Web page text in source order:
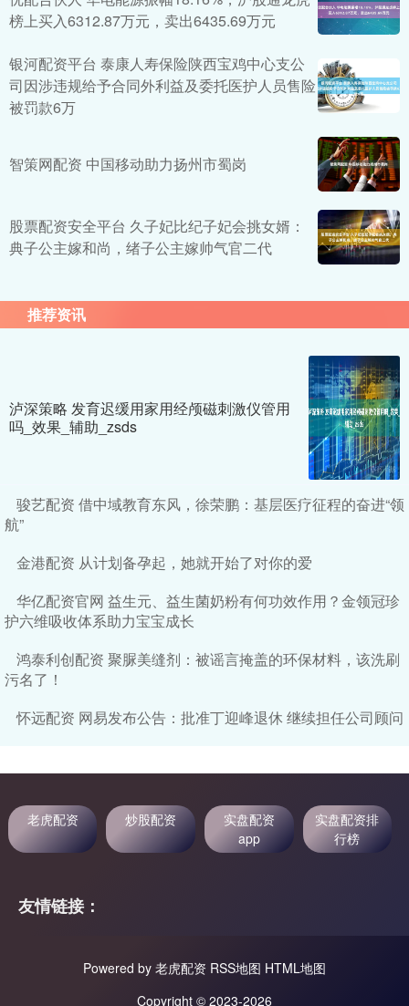
榜上买入6312.87万元，卖出6435.69万元
银河配资平台 泰康人寿保险陕西宝鸡中心支公
司因涉违规给予合同外利益及委托医护人员售险
被罚款6万
智策网配资 中国移动助力扬州市蜀岗
股票配资安全平台 久子妃比纪子妃会挑女婿：
典子公主嫁和尚，绪子公主嫁帅气官二代
推荐资讯
泸深策略 发育迟缓用家用经颅磁刺激仪管用
吗_效果_辅助_zsds
骏艺配资 借中域教育东风，徐荣鹏：基层医疗征程的奋进“领
航”
金港配资 从计划备孕起，她就开始了对你的爱
华亿配资官网 益生元、益生菌奶粉有何功效作用？金领冠珍
护六维吸收体系助力宝宝成长
鸿泰利创配资 聚脲美缝剂：被谣言掩盖的环保材料，该洗刷
污名了！
怀远配资 网易发布公告：批准丁迎峰退休 继续担任公司顾问
老虎配资 炒股配资
实盘配资
app
实盘配资排
行榜
友情链接：
Powered by 老虎配资 RSS地图 HTML地图
Copyright © 2023-2026